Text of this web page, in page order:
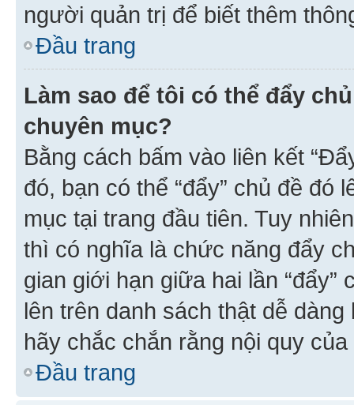
người quản trị để biết thêm
Đầu trang
Làm sao để tôi có thể đẩy
chuyên mục?
Bằng cách bấm vào liên kết
đó, bạn có thể “đẩy” chủ đề đó
mục tại trang đầu tiên. Tuy
thì có nghĩa là chức năng đẩy
gian giới hạn giữa hai lần “đẩy”
lên trên danh sách thật dễ
hãy chắc chắn rằng nội quy
Đầu trang